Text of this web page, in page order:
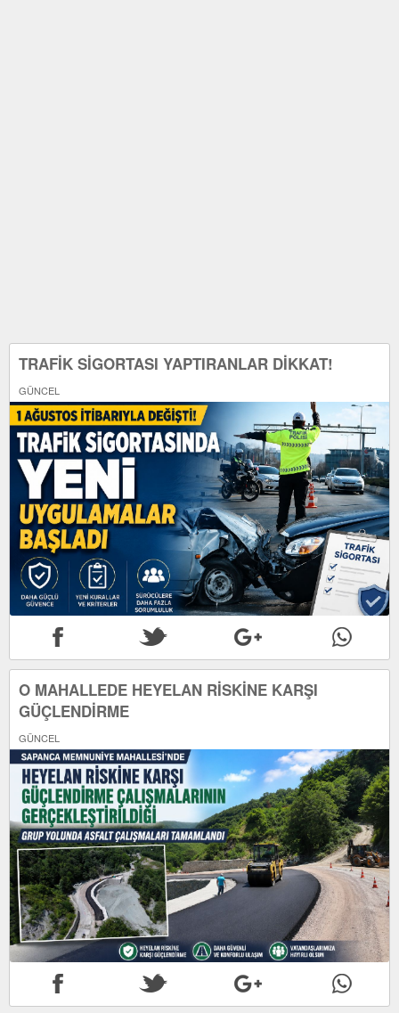
TRAFİK SİGORTASI YAPTIRANLAR DİKKAT!
GÜNCEL
O MAHALLEDE HEYELAN RİSKİNE KARŞI
GÜÇLENDİRME
GÜNCEL